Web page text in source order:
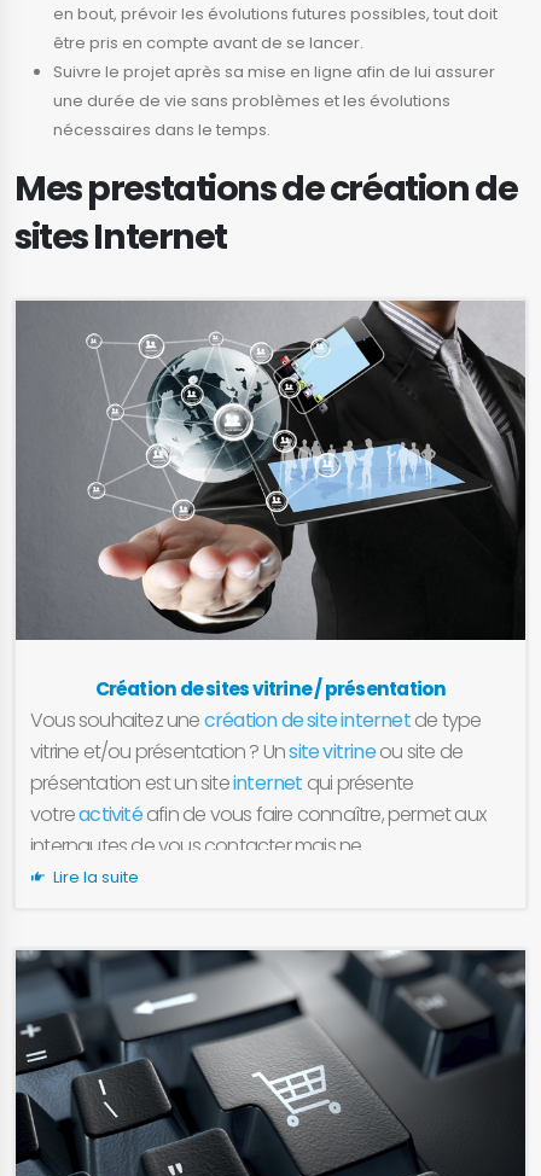
en bout, prévoir les évolutions futures possibles, tout doit
être pris en compte avant de se lancer.
Suivre le projet après sa mise en ligne afin de lui assurer
une durée de vie sans problèmes et les évolutions
nécessaires dans le temps.
Mes prestations de création de
sites Internet
Création de sites vitrine / présentation
Vous souhaitez unecréation de site internetde type
vitrine et/ou présentation ? Unsite vitrineou site de
présentation est un siteinternet qui présente
votreactivitéafin de vous faire connaître, permet aux
internautes de vous contacter mais ne
permet aucune forme d’achat ou de paiement en
vitrine de qualité, esthétiques et bien référencés de
façon à ce que votre PME ou votre activité dispose
d’une plateforme web pour présenter vos activités.
Lire la suite